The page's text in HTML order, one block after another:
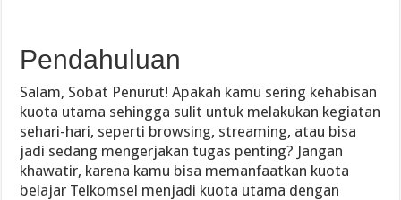
Pendahuluan
Salam, Sobat Penurut! Apakah kamu sering kehabisan
kuota utama sehingga sulit untuk melakukan kegiatan
sehari-hari, seperti browsing, streaming, atau bisa
jadi sedang mengerjakan tugas penting? Jangan
khawatir, karena kamu bisa memanfaatkan kuota
belajar Telkomsel menjadi kuota utama dengan